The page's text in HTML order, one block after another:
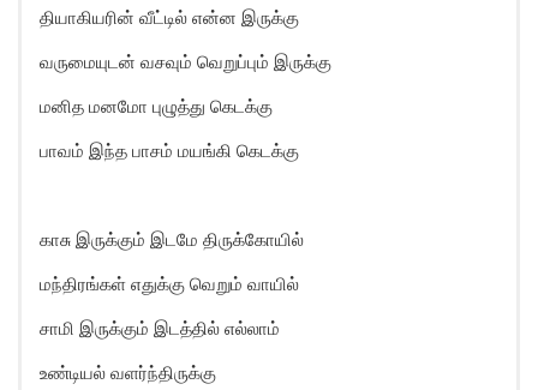
தியாகியரின் வீட்டில் என்ன இருக்கு
வருமையுடன் வசவும் வெறுப்பும் இருக்கு
மனித மனமோ புழுத்து கெடக்கு
பாவம் இந்த பாசம் மயங்கி கெடக்கு
காசு இருக்கும் இடமே திருக்கோயில்
மந்திரங்கள் எதுக்கு வெறும் வாயில்
சாமி இருக்கும் இடத்தில் எல்லாம்
உண்டியல் வளர்ந்திருக்கு